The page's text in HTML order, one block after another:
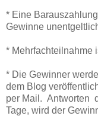
* Eine
Gewinne
* Mehrfachteilnahme
* Die Gewinner
dem Blog
per Mail. Antworten
Tage, wird der